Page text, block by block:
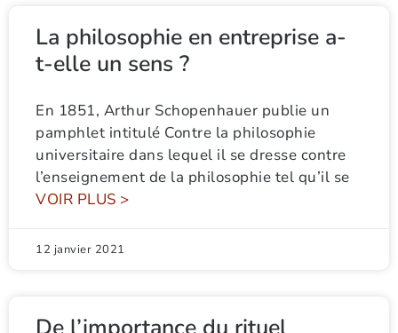
La philosophie en entreprise a-
t-elle un sens ?
En 1851, Arthur Schopenhauer publie un
pamphlet intitulé Contre la philosophie
universitaire dans lequel il se dresse contre
l’enseignement de la philosophie tel qu’il se
VOIR PLUS >
12 janvier 2021